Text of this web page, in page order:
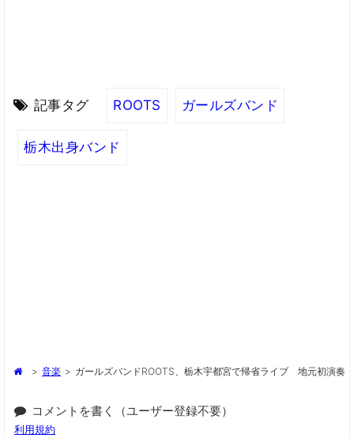
記事タグ ROOTS ガールズバンド
栃木出身バンド
> 音楽 > ガールズバンドROOTS、栃木宇都宮で帰省ライブ 地元初演奏
コメントを書く（ユーザー登録不要）